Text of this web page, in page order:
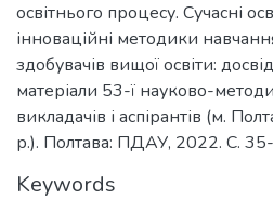
освітнього процесу. Сучасні
інноваційні методики
здобувачів вищої освіти:
матеріали 53-ї науково-
викладачів і аспірантів (м.
р.). Полтава: ПДАУ, 2022. С.
Keywords